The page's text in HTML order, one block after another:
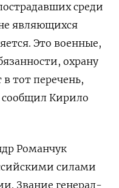
среди
являющихся
Это военные,
охрану
тот перечень,
Кирило
Романчук
силами
Звание генерал-